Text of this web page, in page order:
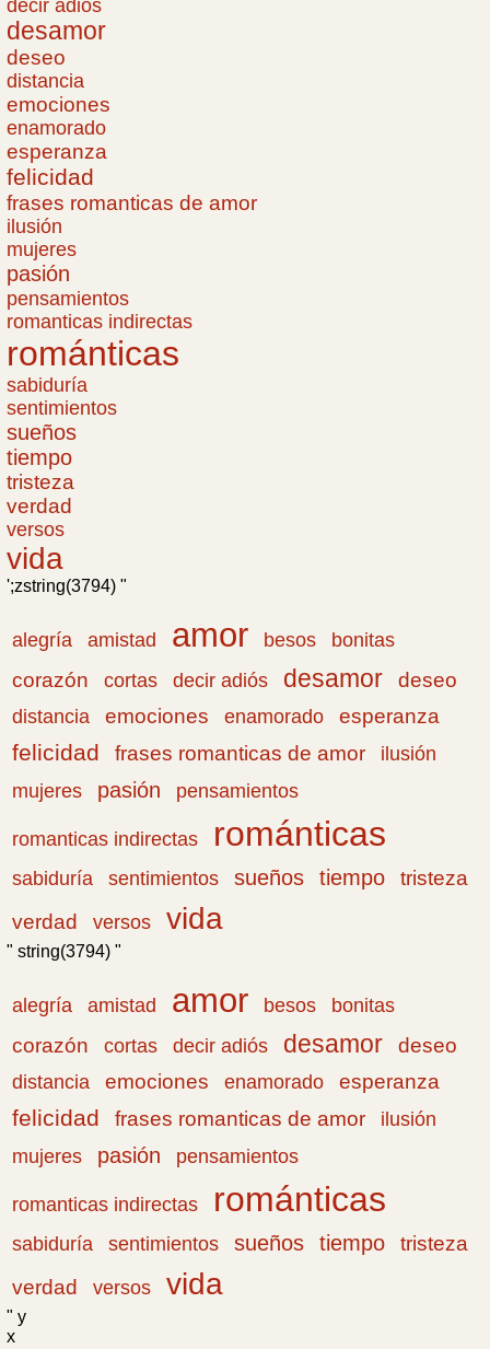
decir adiós
desamor
deseo
distancia
emociones
enamorado
esperanza
felicidad
frases romanticas de amor
ilusión
mujeres
pasión
pensamientos
romanticas indirectas
románticas
sabiduría
sentimientos
sueños
tiempo
tristeza
verdad
versos
vida
';zstring(3794) "
alegría amistad amor besos
bonitas
corazón
cortas decir adiós desamor deseo
distancia emociones enamorado esperanza
felicidad frases romanticas de amor
ilusión
mujeres
pasión pensamientos
romanticas indirectas románticas
sabiduría sentimientos sueños tiempo
tristeza
verdad
versos vida
" string(3794) "
alegría amistad amor besos
bonitas
corazón
cortas decir adiós desamor deseo
distancia emociones enamorado esperanza
felicidad frases romanticas de amor
ilusión
mujeres
pasión pensamientos
romanticas indirectas románticas
sabiduría sentimientos sueños tiempo
tristeza
verdad
versos vida
" y
x